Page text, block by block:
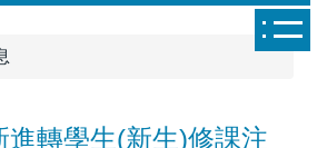
進轉學生(新生)修課注